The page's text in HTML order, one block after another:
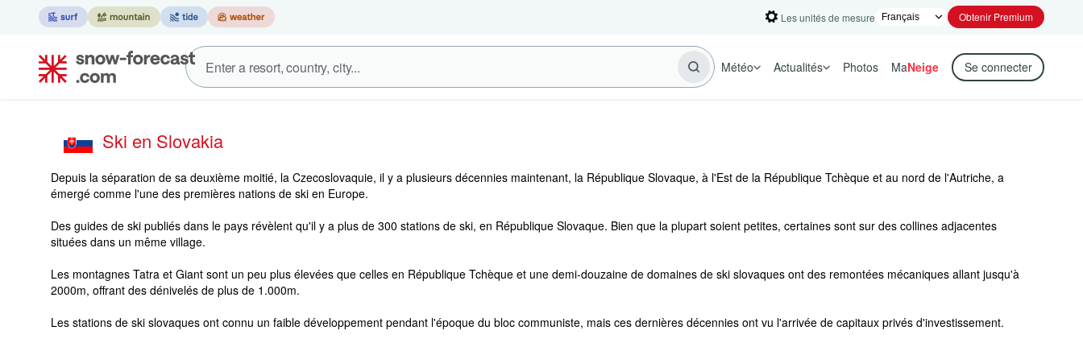
Les unités de mesure Obtenir Premium
Météo Actualités Photos MaNeige Se connecter
Ski en Slovakia
Depuis la séparation de sa deuxième moitié, la Czecoslovaquie, il y a plusieurs décennies maintenant, la République Slovaque, à l'Est de la République Tchèque et au nord de l'Autriche, a
émergé comme l'une des premières nations de ski en Europe.
Des guides de ski publiés dans le pays révèlent qu'il y a plus de 300 stations de ski, en République Slovaque. Bien que la plupart soient petites, certaines sont sur des collines adjacentes
situées dans un même village.
Les montagnes Tatra et Giant sont un peu plus élevées que celles en République Tchèque et une demi-douzaine de domaines de ski slovaques ont des remontées mécaniques allant jusqu'à
2000m, offrant des dénivelés de plus de 1.000m.
Les stations de ski slovaques ont connu un faible développement pendant l'époque du bloc communiste, mais ces dernières décennies ont vu l'arrivée de capitaux privés d'investissement.